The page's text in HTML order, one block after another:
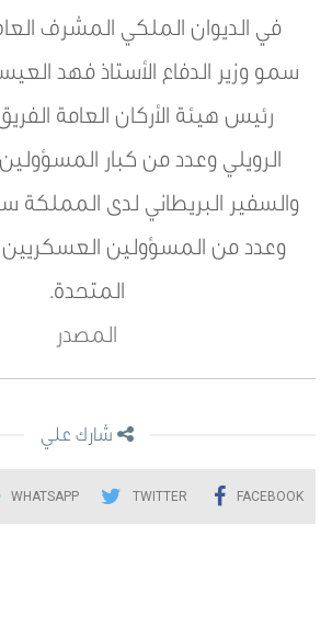
في الديوان الملكي المشرف
سمو وزير الدفاع الأستاذ فهد
رئيس هيئة الأركان العامة
الرويلي وعدد من كبار المسؤولين
والسفير البريطاني لدى
وعدد من المسؤولين
المتحدة.
المصدر
شارك علي
FACEBOOK
TWITTER
WHATSAPP